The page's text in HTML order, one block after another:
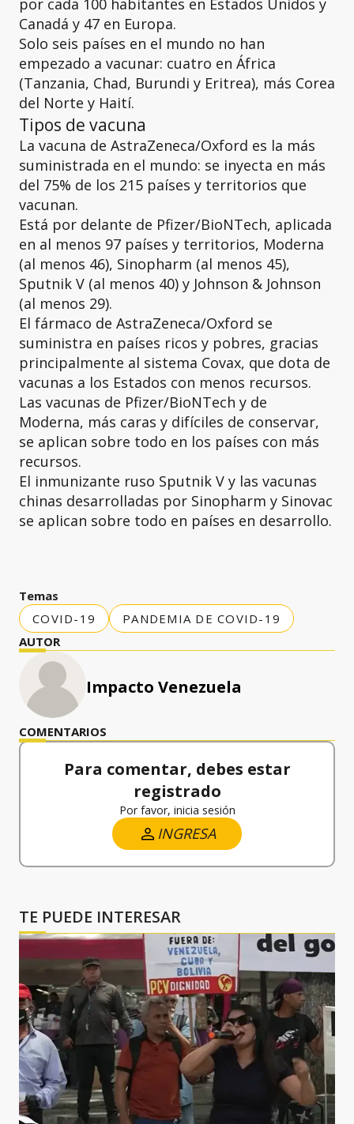
por cada 100 habitantes en Estados Unidos y
Canadá y 47 en Europa.
Solo seis países en el mundo no han
empezado a vacunar: cuatro en África
(Tanzania, Chad, Burundi y Eritrea), más Corea
del Norte y Haití.
Tipos de vacuna
La vacuna de AstraZeneca/Oxford es la más
suministrada en el mundo: se inyecta en más
del 75% de los 215 países y territorios que
vacunan.
Está por delante de Pfizer/BioNTech, aplicada
en al menos 97 países y territorios, Moderna
(al menos 46), Sinopharm (al menos 45),
Sputnik V (al menos 40) y Johnson & Johnson
(al menos 29).
El fármaco de AstraZeneca/Oxford se
suministra en países ricos y pobres, gracias
principalmente al sistema Covax, que dota de
vacunas a los Estados con menos recursos.
Las vacunas de Pfizer/BioNTech y de
Moderna, más caras y difíciles de conservar,
se aplican sobre todo en los países con más
recursos.
El inmunizante ruso Sputnik V y las vacunas
chinas desarrolladas por Sinopharm y Sinovac
se aplican sobre todo en países en desarrollo.
Temas
COVID-19
PANDEMIA DE COVID-19
AUTOR
Impacto Venezuela
COMENTARIOS
Para comentar, debes estar
registrado
Por favor, inicia sesión
INGRESA
TE PUEDE INTERESAR